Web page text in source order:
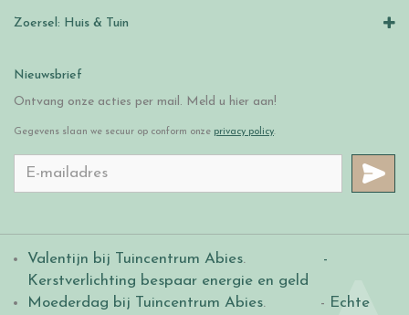
Zoersel: Huis & Tuin
Nieuwsbrief
Ontvang onze acties per mail. Meld u hier aan!
Gegevens slaan we secuur op conform onze privacy policy.
Valentijn bij Tuincentrum Abies.
-
Kerstverlichting bespaar energie en geld
Moederdag bij Tuincentrum Abies. - Echte